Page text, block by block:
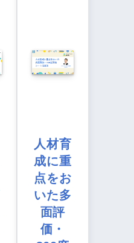
人材育
成に重
点をお
いた多
面評
価・